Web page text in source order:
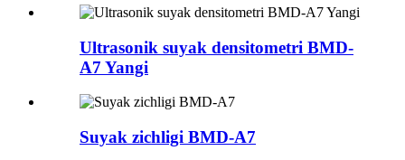
Ultrasonik suyak densitometri BMD-
A7 Yangi
Suyak zichligi BMD-A7